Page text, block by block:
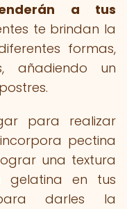
a tus
te brindan la
formas,
añadiendo un
para realizar
pectina
una textura
gelatina en tus
darles la